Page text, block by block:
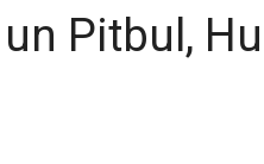
Pitbul,